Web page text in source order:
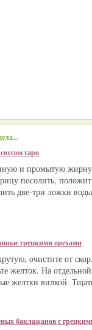
гаро
и промытую
посолить,
две-три ложки
грецкими орехами
очистите от
желток. На отдельной
желтки вилкой.
баклажанов с